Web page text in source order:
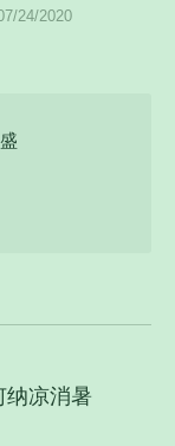
24/2020
纳凉消暑